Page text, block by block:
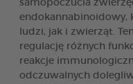
samopoczucia
endokannabinoidowy,
ludzi, jak i zwierząt.
regulację różnych
reakcje
odczuwalnych